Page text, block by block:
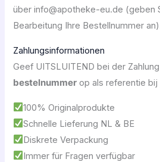
über info@apotheke-eu.de (geben
Bearbeitung Ihre Bestellnummer
Zahlungsinformationen
Geef UITSLUITEND bei der
bestelnummer op als referentie
100% Originalprodukte
Schnelle Lieferung NL & BE
Diskrete Verpackung
Immer für Fragen verfügbar